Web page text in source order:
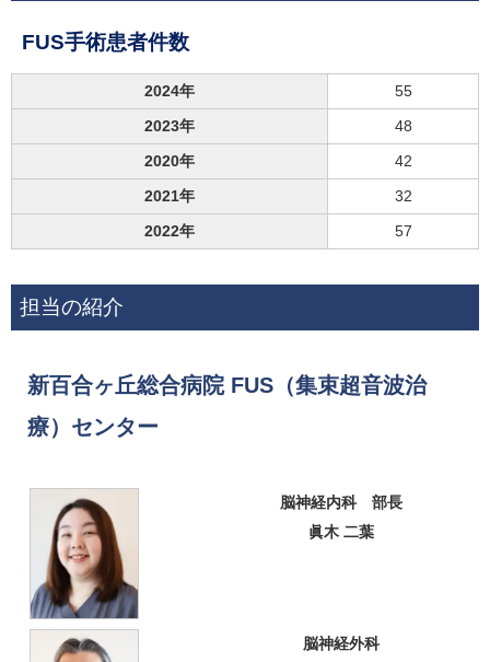
FUS手術患者件数
2024年
55
2023年
48
2020年
42
2021年
32
2022年
57
担当の紹介
新百合ヶ丘総合病院 FUS（集束超音波治
療）センター
脳神経内科 部長
眞木 二葉
脳神経外科